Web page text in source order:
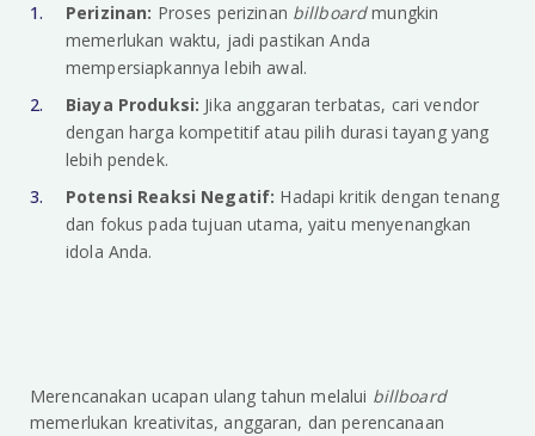
Perizinan: Proses perizinan billboardmungkin
memerlukan waktu, jadi pastikan Anda
mempersiapkannya lebih awal.
Biaya Produksi: Jika anggaran terbatas, cari vendor
dengan harga kompetitif atau pilih durasi tayang yang
lebih pendek.
Potensi Reaksi Negatif: Hadapi kritik dengan tenang
dan fokus pada tujuan utama, yaitu menyenangkan
idola Anda.
Merencanakan ucapan ulang tahun melalui billboard
memerlukan kreativitas, anggaran, dan perencanaan